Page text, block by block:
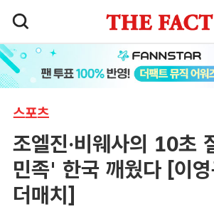
스포츠
조엘진·비웨사의 10초
민족' 한국 깨웠다 [이
더매치]